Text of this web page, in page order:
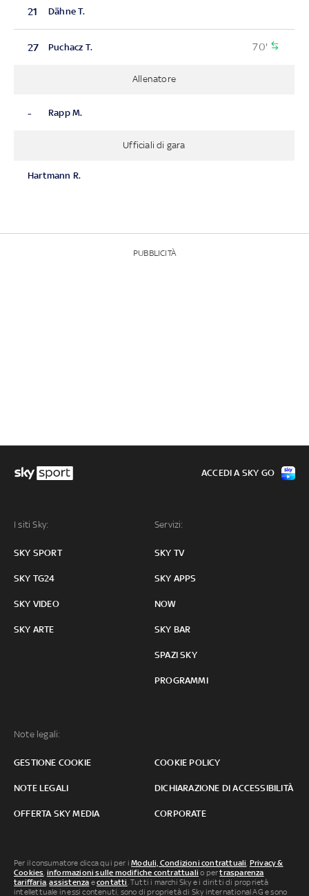
21 Dähne T.
27 Puchacz T. 70'
Allenatore
- Rapp M.
Ufficiali di gara
Hartmann R.
PUBBLICITÀ
I siti Sky:
SKY SPORT
SKY TG24
SKY VIDEO
SKY ARTE
Servizi:
SKY TV
SKY APPS
NOW
SKY BAR
SPAZI SKY
PROGRAMMI
Note legali:
GESTIONE COOKIE COOKIE POLICY
NOTE LEGALI DICHIARAZIONE DI ACCESSIBILITÀ
OFFERTA SKY MEDIA CORPORATE
ACCEDI A SKY GO
Per il consumatore clicca qui per iModuli, Condizioni contrattuali Privacy &
Cookies informazioni sulle modifiche contrattuali o pertrasparenza
tariffaria ,assistenza econtatti . Tutti i marchi Sky e i diritti di proprietà
intellettuale in essi contenuti, sono di proprietà di Sky international AG e sono